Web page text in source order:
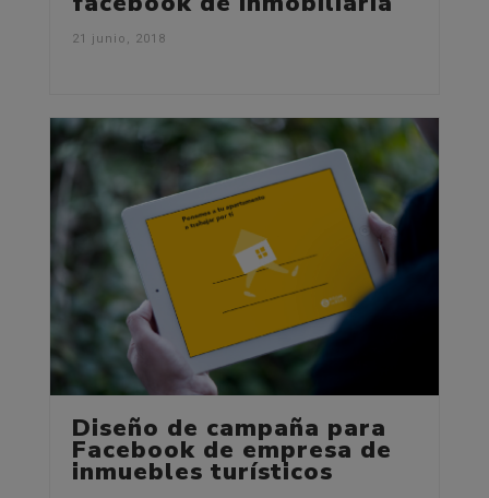
21 junio, 2018
Diseño de campaña para
Facebook de empresa de
inmuebles turísticos